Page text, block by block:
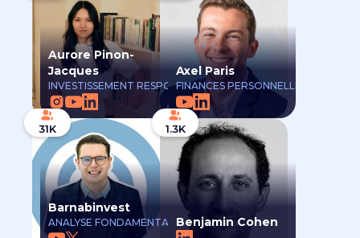
Aurore Pinon-
Jacques
INVESTISSEMENT RESPONSABLE
Axel Paris
FINANCES PERSONNELLES
31K
Barnabinvest
ANALYSE FONDAMENTALE
1.3K
Benjamin Cohen